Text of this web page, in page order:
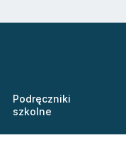
Podręczniki
szkolne